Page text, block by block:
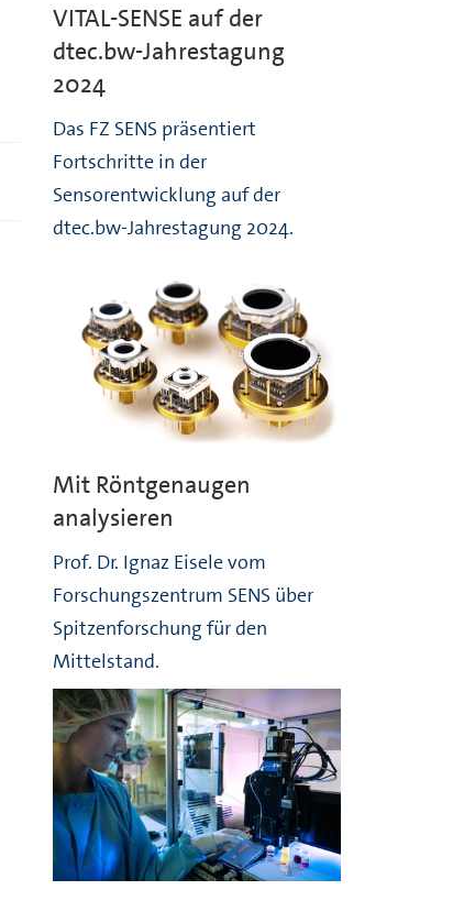
VITAL-SENSE auf der
dtec.bw-Jahrestagung
2024
Das FZ SENS präsentiert
Fortschritte in der
Sensorentwicklung auf der
dtec.bw-Jahrestagung 2024.
Mit Röntgenaugen
analysieren
Prof. Dr. Ignaz Eisele vom
Forschungszentrum SENS über
Spitzenforschung für den
Mittelstand.